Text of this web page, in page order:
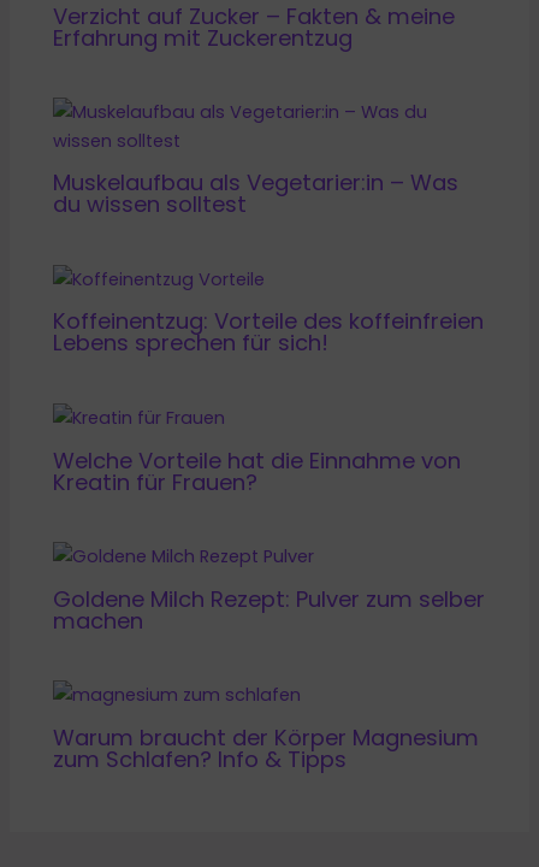
Verzicht auf Zucker – Fakten & meine
Erfahrung mit Zuckerentzug
Muskelaufbau als Vegetarier:in – Was
du wissen solltest
Koffeinentzug: Vorteile des koffeinfreien
Lebens sprechen für sich!
Welche Vorteile hat die Einnahme von
Kreatin für Frauen?
Goldene Milch Rezept: Pulver zum selber
machen
Warum braucht der Körper Magnesium
zum Schlafen? Info & Tipps